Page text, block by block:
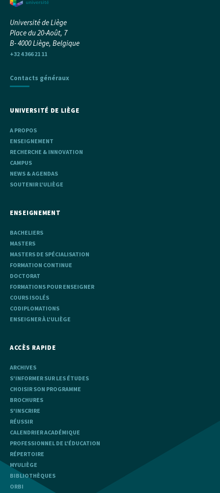
Université de Liège
Place du 20-Août, 7
B- 4000 Liège, Belgique
+32 4 366 21 11
Contacts généraux
UNIVERSITÉ DE LIÈGE
A PROPOS
ENSEIGNEMENT
RECHERCHE & INNOVATION
CAMPUS
NEWS & AGENDAS
SOUTENIR L'ULIÈGE
ENSEIGNEMENT
BACHELIERS
MASTERS
MASTERS DE SPÉCIALISATION
FORMATION CONTINUE
DOCTORAT
FORMATIONS POUR ENSEIGNER
COURS ISOLÉS
CODIPLOMATIONS
ENSEIGNER À L'ULIÈGE
ACCÈS RAPIDE
ARCHIVES
S'INFORMER SUR LES ÉTUDES
CHOISIR SON PROGRAMME
BROCHURES
S'INSCRIRE
RÉUSSIR
CALENDRIER ACADÉMIQUE
PROFESSIONNEL DE L'ÉDUCATION
RÉPERTOIRE
MYULIÈGE
BIBLIOTHÈQUES
ORBI